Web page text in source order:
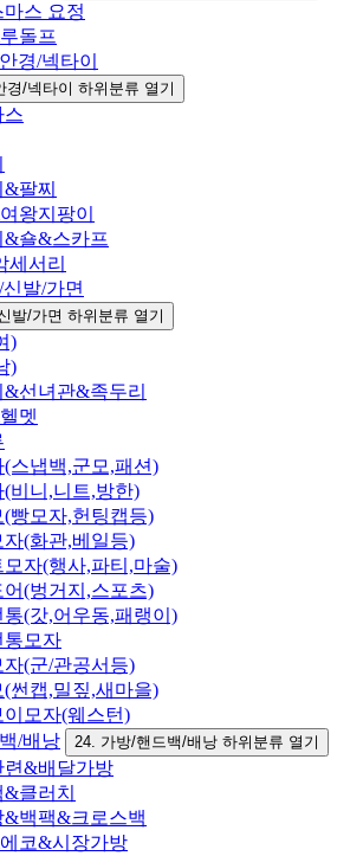
스 요정
돌프
경/넥타이
경/넥타이 하위분류 열기
스
팔찌
왕지팡이
&숄&스카프
세서리
발/가면
발/가면 하위분류 열기
)
)
선녀관&족두리
멧
(스냅백,군모,패션)
(비니,니트,방한)
(빵모자,헌팅캡등)
자(화관,베일등)
모자(행사,파티,마술)
어(벙거지,스포츠)
통(갓,어우동,패랭이)
통모자
자(군/관공서등)
(썬캡,밀짚,새마을)
이모자(웨스턴)
/배낭
24. 가방/핸드백/배낭 하위분류 열기
련&배달가방
클러치
&백팩&크로스백
코&시장가방